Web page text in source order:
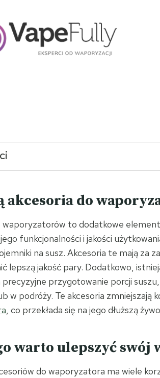
akcesoria do
waporyzatorów to dodatkowe
funkcjonalności i jakości
na susz. Akcesoria te mają za
lepszą jakość pary. Dodatkowo,
precyzyjne przygotowanie porcji
w podróży. Te akcesoria zmniejszają
, co przekłada się na jego dłuższą
warto ulepszyć swój
do waporyzatora ma wiele